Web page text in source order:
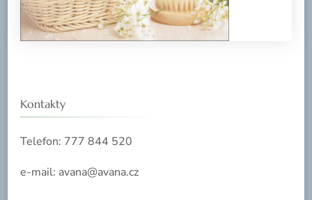
Kontakty
Telefon: 777 844 520
e-mail: avana@avana.cz